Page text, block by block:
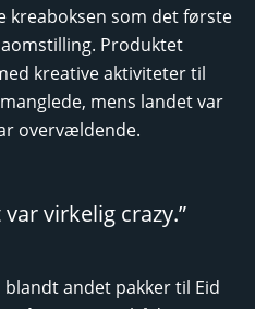
som det første
Produktet
kreative aktiviteter til
mens landet var
overvældende.
virkelig crazy.”
andet pakker til Eid